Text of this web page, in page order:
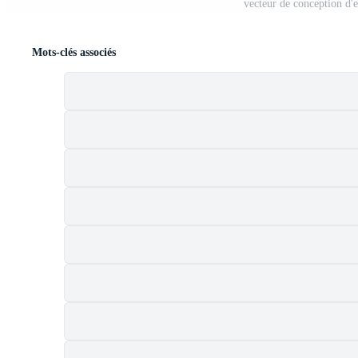
vecteur de conception
Mots-clés associés